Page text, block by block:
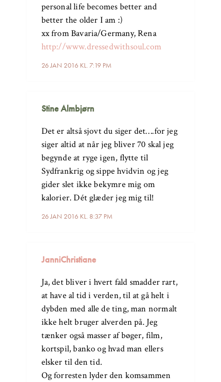
26 JAN 2016 KL. 7:19 PM
personal life becomes better and
better the older I am :)
xx from Bavaria/Germany, Rena
http://www.dressedwithsoul.com
Stine Almbjørn
26 JAN 2016 KL. 8:37 PM
Det er altså sjovt du siger det….for jeg
siger altid at når jeg bliver 70 skal jeg
begynde at ryge igen, flytte til
Sydfrankrig og sippe hvidvin og jeg
gider slet ikke bekymre mig om
kalorier. Dét glæder jeg mig til!
JanniChristiane
Ja, det bliver i hvert fald smadder rart,
at have al tid i verden, til at gå helt i
dybden med alle de ting, man normalt
ikke helt bruger alverden på. Jeg
tænker også masser af bøger, film,
kortspil, banko og hvad man ellers
elsker til den tid.
Og forresten lyder den komsammen